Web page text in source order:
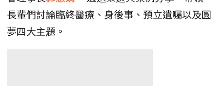
長輩們討論臨終醫療、身後事、預立遺囑以及圓
夢四大主題。